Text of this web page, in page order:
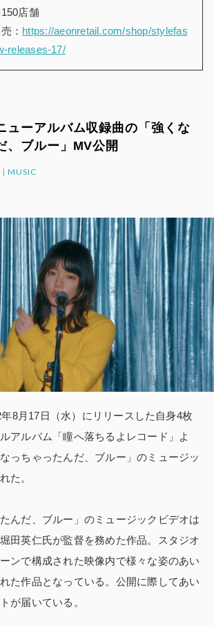
店舗
： https://aeonretail.com/shop/stylefas
releases-17/
ューアルバム収録曲の「強くな
、ブルー」MV公開
|MUSIC
8月17日（水）にリリースした自身4枚
アルバム「瞳へ落ちるよレコード」よ
っちゃったんだ、ブルー」のミュージッ
た。
たんだ、ブルー」のミュージックビデオは
田英仁氏が監督を務めた作品。スタジオ
ンで構成された映像内で様々な姿のあい
た作品となっている。公開に際してあい
が届いている。